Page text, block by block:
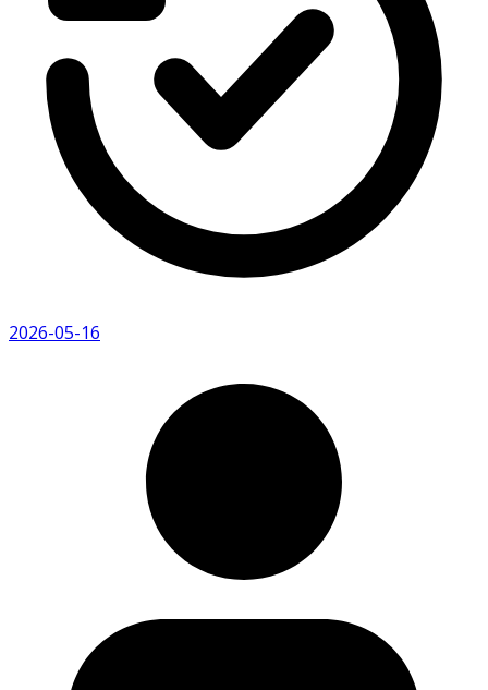
2026-05-16